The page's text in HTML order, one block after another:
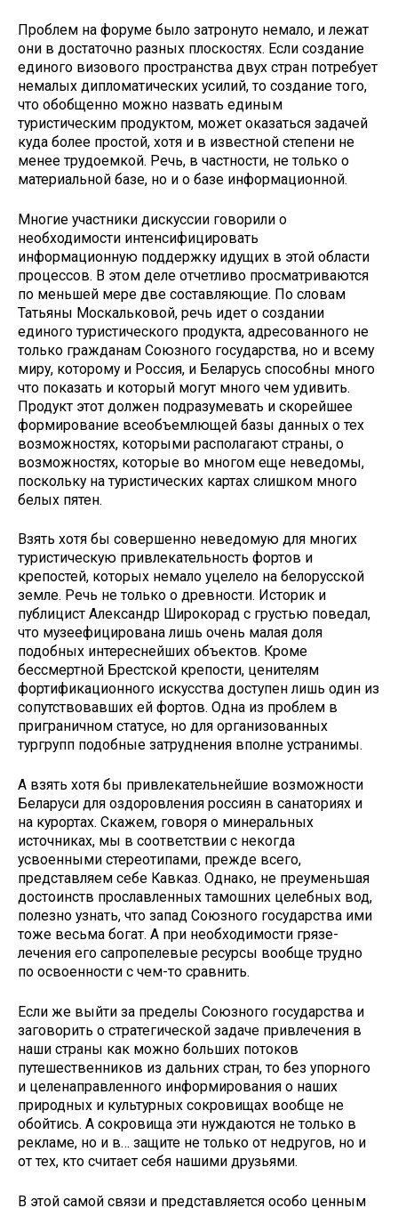
Проблем на форуме было затрону­то немало, и лежат
они в достаточно разных плоскостях. Если создание
единого визового пространства двух стран потребует
немалых дипломатических усилий, то создание того,
что обобщенно можно назвать единым
туристическим продуктом, может оказаться задачей
куда более про­стой, хотя и в известной степени не
менее трудоемкой. Речь, в частности, не только о
материальной базе, но и о базе информационной.
Многие участники дискуссии гово­рили о
необходимости интенсифици­ровать
информационную поддержку идущих в этой области
процессов. В этом деле отчетливо просматриваются
по меньшей мере две составляющие. По словам
Татьяны Москальковой, речь идет о создании
единого тури­стического продукта, адресованного не
только гражданам Союзного госу­дарства, но и всему
миру, которому и Россия, и Беларусь способны много
что показать и который могут много чем удивить.
Продукт этот должен подразумевать и скорейшее
формиро­вание всеобъемлющей базы данных о тех
возможностях, которыми распола­гают страны, о
возможностях, которые во многом еще неведомы,
поскольку на туристических картах слишком много
белых пятен.
Взять хотя бы совершенно неведо­мую для многих
туристическую при­влекательность фортов и
крепостей, которых немало уцелело на белорус­ской
земле. Речь не только о древно­сти. Историк и
публицист Александр Широкорад с грустью поведал,
что музеефицирована лишь очень малая доля
подобных интереснейших объ­ектов. Кроме
бессмертной Брестской крепости, ценителям
фортификацион­ного искусства доступен лишь один из
сопутствовавших ей фортов. Одна из проблем в
приграничном статусе, но для организованных
тургрупп подоб­ные затруднения вполне устранимы.
А взять хотя бы привлекательней­шие возможности
Беларуси для оздо­ровления россиян в санаториях и
на курортах. Скажем, говоря о минераль­ных
источниках, мы в соответствии с некогда
усвоенными стереотипами, прежде всего,
представляем себе Кав­каз. Однако, не преуменьшая
досто­инств прославленных тамошних це­лебных вод,
полезно узнать, что запад Союзного государства ими
тоже весь­ма богат. А при необходимости грязе­
лечения его сапропелевые ресурсы во­обще трудно
по освоенности с чем-то сравнить.
Если же выйти за пределы Союзно­го государства и
заговорить о страте­гической задаче привлечения в
наши страны как можно больших потоков
путешественников из дальних стран, то без упорного
и целенаправленного информирования о наших
природных и культурных сокровищах вообще не
обойтись. А сокровища эти нуждают­ся не только в
рекламе, но и в… защи­те не только от недругов, но и
от тех, кто считает себя нашими друзьями.
В этой самой связи и представля­ется особо ценным